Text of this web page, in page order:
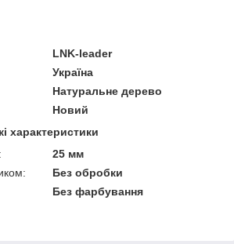
LNK-leader
Україна
Натуральне дерево
Новий
характеристики
25 мм
Без обробки
Без фарбування